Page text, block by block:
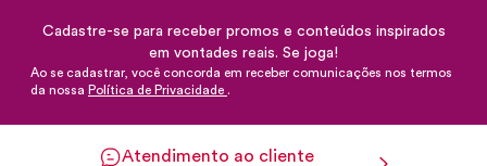
Cadastre-se para receber promos e conteúdos inspirados
em vontades reais. Se joga!
Ao se cadastrar, você concorda em receber comunicações nos termos
da nossa Política de Privacidade .
Atendimento ao cliente